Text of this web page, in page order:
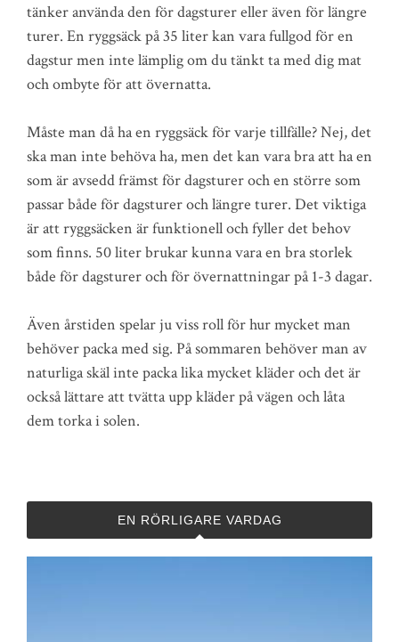
tänker använda den för dagsturer eller även för längre
turer. En ryggsäck på 35 liter kan vara fullgod för en
dagstur men inte lämplig om du tänkt ta med dig mat
och ombyte för att övernatta.
Måste man då ha en ryggsäck för varje tillfälle? Nej, det
ska man inte behöva ha, men det kan vara bra att ha en
som är avsedd främst för dagsturer och en större som
passar både för dagsturer och längre turer. Det viktiga
är att ryggsäcken är funktionell och fyller det behov
som finns. 50 liter brukar kunna vara en bra storlek
både för dagsturer och för övernattningar på 1-3 dagar.
Även årstiden spelar ju viss roll för hur mycket man
behöver packa med sig. På sommaren behöver man av
naturliga skäl inte packa lika mycket kläder och det är
också lättare att tvätta upp kläder på vägen och låta
dem torka i solen.
EN RÖRLIGARE VARDAG